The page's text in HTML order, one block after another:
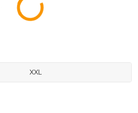
XXL